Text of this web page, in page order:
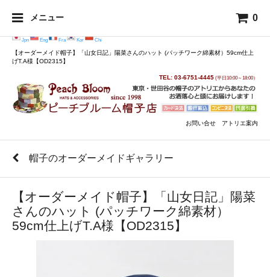
メニュー 0
Jpn Eng Fra Kor Chi
【オーダーメイド帽子】「山女日記」陽菜さんのハット (パッチワーク綿素材）59cm仕上
げT.A様【OD2315】
TEL: 03-6751-4445 (平日10:00～18:00）
お問い合せ アトリエ案内
帽子のオーダーメイドギャラリー
【オーダーメイド帽子】「山女日記」陽菜
さんのハット (パッチワーク綿素材）
59cm仕上げT.A様【OD2315】